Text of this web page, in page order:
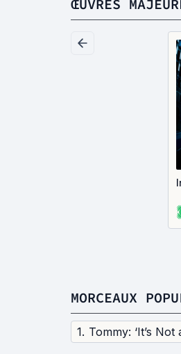
ŒUVRES
MORCEAUX
1. Tommy: ‘It’s